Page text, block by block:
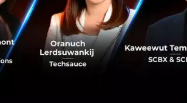
AI เข้าช่วยทรานส์ฟอร์มธุรกิจอย่างไร แล
ผู้ให้บริการโซลูชันและบริการ AI ชั้นนำ
Watson อย่างต่อเนื่อง ในสาขาที่เกี่
เชื่อถือ และระบบอัตโนมัติต่างๆ IBM ได้
AI Developer Services เดือนกุมภาพันธ์